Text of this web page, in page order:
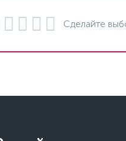
Сделайте